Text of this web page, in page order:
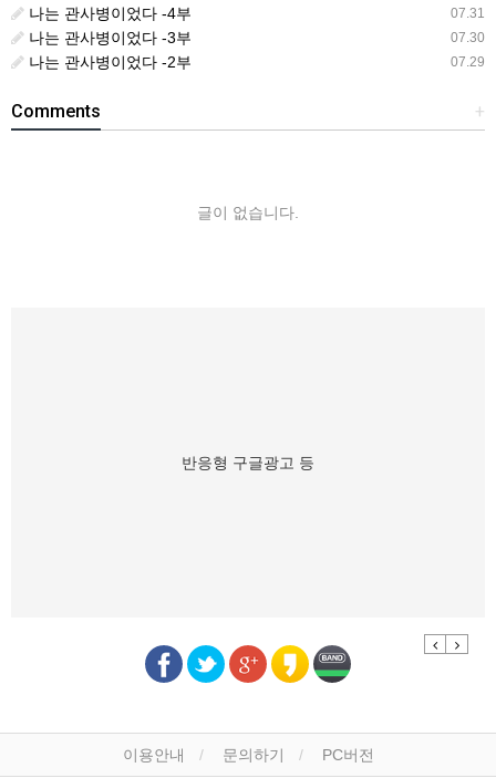
07.31
나는 관사병이었다 -4부
07.30
나는 관사병이었다 -3부
07.29
나는 관사병이었다 -2부
+
Comments
글이 없습니다.
반응형 구글광고 등
Previous
Next
이용안내 문의하기 PC버전